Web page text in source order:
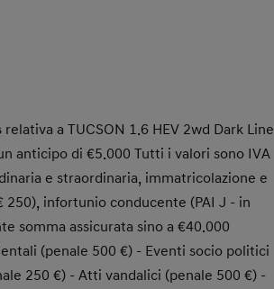
a TUCSON 1.6 HEV 2wd Dark Line
anticipo di €5.000 Tutti i valori sono IVA
e straordinaria, immatricolazione e
250), infortunio conducente (PAI J - in
somma assicurata sino a €40.000
(penale 500 €) - Eventi socio politici
250 €) - Atti vandalici (penale 500 €) -